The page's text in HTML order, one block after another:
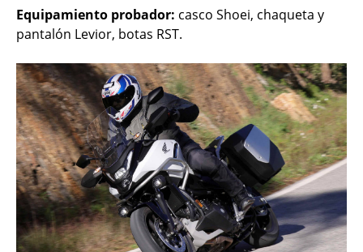
Equipamiento probador: casco Shoei, chaqueta y
pantalón Levior, botas RST.